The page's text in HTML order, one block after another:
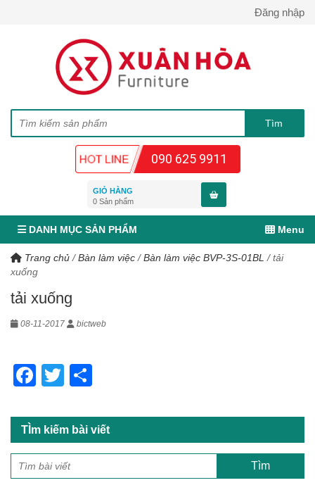
Đăng nhập
090 625 9911
GIỎ HÀNG
0 Sản phẩm
DANH MỤC SẢN PHẨM Menu
Trang chủ /Bàn làm việc /Bàn làm việc BVP-3S-01BL /tải
xuống
tải xuống
08-11-2017 bictweb
F
c
e
b
T
tt
er
ar
e
TÌm kiếm bài viết